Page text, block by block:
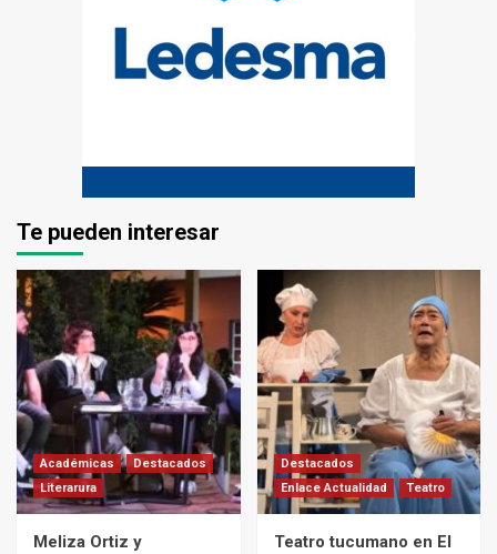
Te pueden interesar
Académicas
Destacados
Literarura
Meliza Ortiz y
Destacados
Enlace Actualidad
Teatro
Teatro tucumano en El